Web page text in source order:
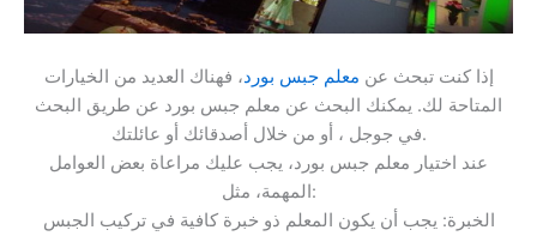
إذا كنت تبحث عن معلم جبس بورد، فهناك العديد من الخيارات
المتاحة لك. يمكنك البحث عن معلم جبس بورد عن طريق البحث
في جوجل ، أو من خلال أصدقائك أو عائلتك.
عند اختيار معلم جبس بورد، يجب عليك مراعاة بعض العوامل
المهمة، مثل:
الخبرة: يجب أن يكون المعلم ذو خبرة كافية في تركيب الجبس